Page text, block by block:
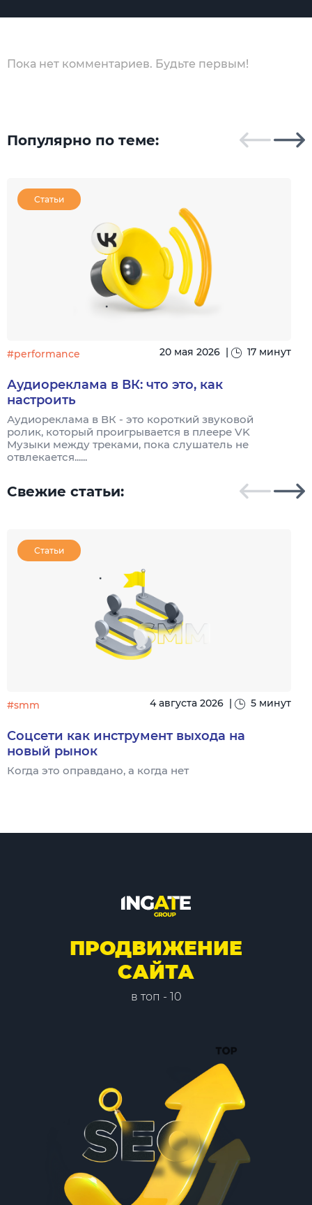
Пока нет комментариев. Будьте первым!
Популярно по теме:
Статьи
#performance 20 мая 2026 | 17 минут
Аудиореклама в ВК: что это, как
настроить
Аудиореклама в ВК - это короткий звуковой
ролик, который проигрывается в плеере VK
Музыки между треками, пока слушатель не
отвлекается......
Свежие статьи:
Статьи
#smm 4 августа 2026 | 5 минут
Соцсети как инструмент выхода на
новый рынок
Когда это оправдано, а когда нет
ПРОДВИЖЕНИЕ
САЙТА
в топ - 10